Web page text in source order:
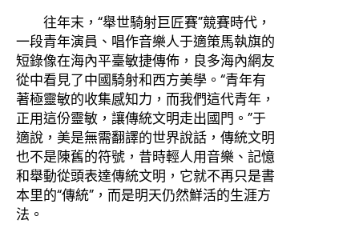
往年末，“舉世騎射巨匠賽”競賽時代，
一段青年演員、唱作音樂人于適策馬執旗的
短錄像在海內平臺敏捷傳佈，良多海內網友
從中看見了中國騎射和西方美學。“青年有
著極靈敏的收集感知力，而我們這代青年，
正用這份靈敏，讓傳統文明走出國門。”于
適說，美是無需翻譯的世界說話，傳統文明
也不是陳舊的符號，昔時輕人用音樂、記憶
和舉動從頭表達傳統文明，它就不再只是書
本里的“傳統”，而是明天仍然鮮活的生涯方
法。